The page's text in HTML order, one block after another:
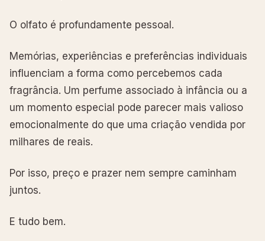
O olfato é profundamente pessoal.
Memórias, experiências e preferências individuais
influenciam a forma como percebemos cada
fragrância. Um perfume associado à infância ou a
um momento especial pode parecer mais valioso
emocionalmente do que uma criação vendida por
milhares de reais.
Por isso, preço e prazer nem sempre caminham
juntos.
E tudo bem.